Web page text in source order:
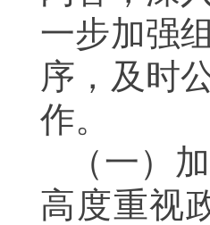
一步加强
序，及时
作。
（一）
高度重视